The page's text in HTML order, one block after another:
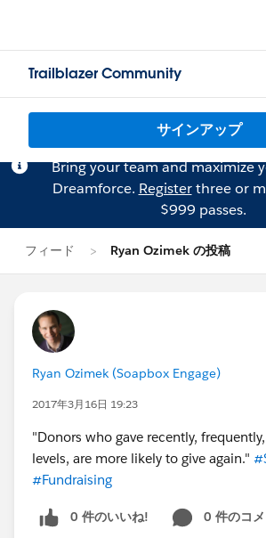
Trailblazer Community
サインアップ
Bring your team and maximize
Dreamforce. Registerthree or
$999 passes.
フィード Ryan Ozimek の投稿
Ryan Ozimek (Soapbox Engage)
2017年3月16日 19:23
"Donors who gave recently,
levels, are more likely to give again."
#Fundraising
0 件のいいね!
0 件のコメ